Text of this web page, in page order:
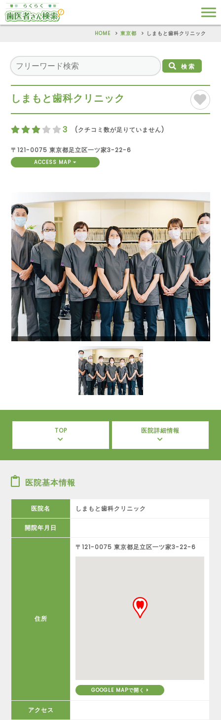
HOME 東京都 しまもと歯科クリニック
検索
しまもと歯科クリニック
3 (クチコミ数が足りていません)
〒121-0075 東京都足立区一ツ家3-22-6
ACCESS MAP
TOP 医院詳細情報
医院基本情報
医院名 しまもと歯科クリニック
開院年月日
住所
〒121-0075 東京都足立区一ツ家3-22-6
GOOGLE MAPで開く
アクセス